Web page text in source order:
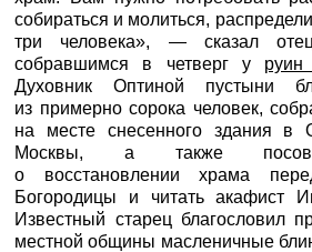
собираться и молиться,
три человека», — сказал
собравшимся в четверг у руин
Духовник Оптиной пустыни
из примерно сорока человек,
на месте снесенного здания в
Москвы, а также
о восстановлении храма
Богородицы и читать акафист
Известный старец благословил
местной общины масленичные